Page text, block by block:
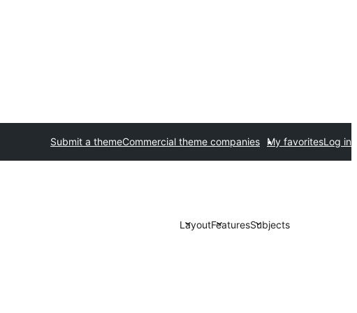
Submit a themeCommercial theme companies My favoritesLog in
LayoutFeaturesSubjects